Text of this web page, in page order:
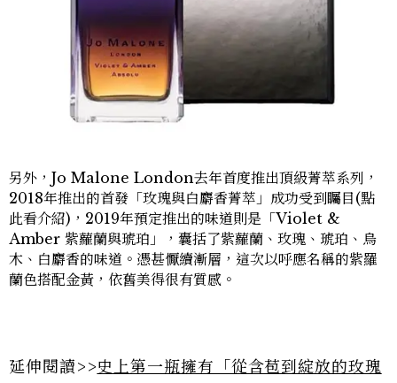
另外，Jo Malone London去年首度推出頂級菁萃系列，
2018年推出的首發「玫瑰與白麝香菁萃」成功受到矚目 (點
此看介紹) ，2019年預定推出的味道則是「Violet &
Amber 紫蘿蘭與琥珀」，囊括了紫蘿蘭、玫瑰、琥珀、烏
木、白麝香的味道。憑甚懨續漸層，這次以呼應名稱的紫羅
蘭色搭配金黃，依舊美得很有質感。
延伸閱讀>>史上第一瓶擁有「從含苞到綻放的玫瑰